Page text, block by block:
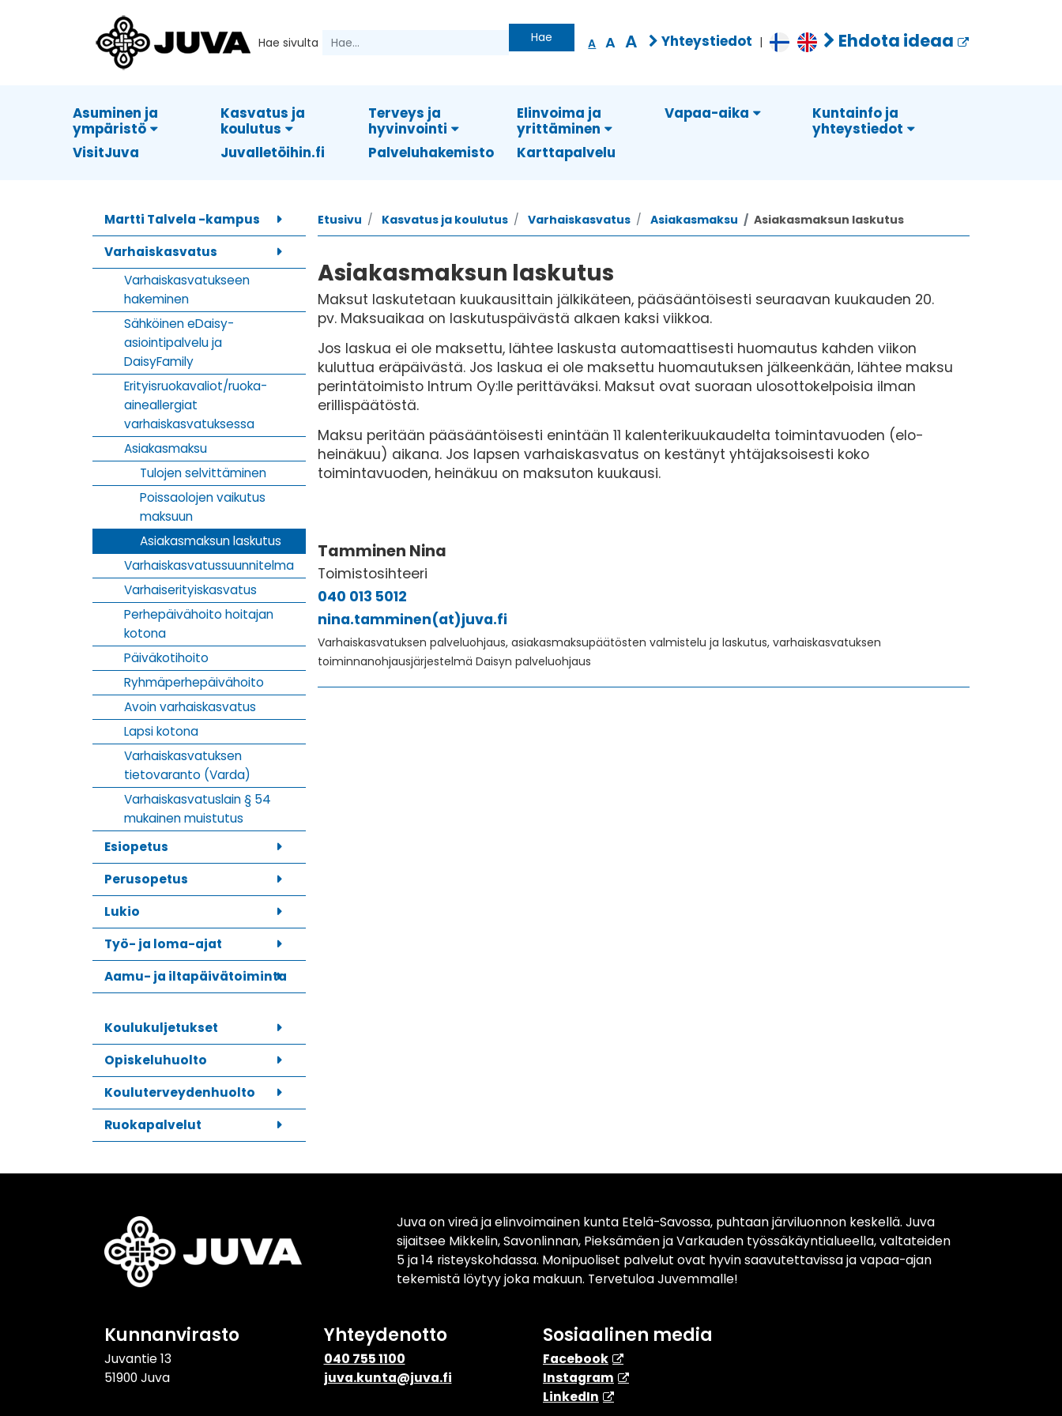
Hae sivulta Hae A A A Yhteystiedot | Ehdota ideaa
Asuminen ja
ympäristö
Kasvatus ja
koulutus
Terveys ja
hyvinvointi
Elinvoima ja
yrittäminen
Vapaa-aika
Kuntainfo ja
yhteystiedot
VisitJuva
Juvalletöihin.fi Palveluhakemisto Karttapalvelu
Martti Talvela -kampus
Varhaiskasvatus
Varhaiskasvatukseen
hakeminen
Sähköinen eDaisy-
asiointipalvelu ja
DaisyFamily
Erityisruokavaliot/ruoka-
aineallergiat
varhaiskasvatuksessa
Asiakasmaksu
Tulojen selvittäminen
Poissaolojen vaikutus
maksuun
Asiakasmaksun laskutus
Varhaiskasvatussuunnitelma
Varhaiserityiskasvatus
Perhepäivähoito hoitajan
kotona
Päiväkotihoito
Ryhmäperhepäivähoito
Avoin varhaiskasvatus
Lapsi kotona
Varhaiskasvatuksen
tietovaranto (Varda)
Varhaiskasvatuslain § 54
mukainen muistutus
Esiopetus
Perusopetus
Lukio
Työ- ja loma-ajat
Aamu- ja iltapäivätoiminta
Koulukuljetukset
Opiskeluhuolto
Kouluterveydenhuolto
Ruokapalvelut
Etusivu Kasvatus ja koulutus Varhaiskasvatus Asiakasmaksu Asiakasmaksun laskutus
Asiakasmaksun laskutus
Maksut laskutetaan kuukausittain jälkikäteen, pääsääntöisesti seuraavan kuukauden 20.
pv. Maksuaikaa on laskutuspäivästä alkaen kaksi viikkoa.
Jos laskua ei ole maksettu, lähtee laskusta automaattisesti huomautus kahden viikon
kuluttua eräpäivästä. Jos laskua ei ole maksettu huomautuksen jälkeenkään, lähtee maksu
perintätoimisto Intrum Oy:lle perittäväksi. Maksut ovat suoraan ulosottokelpoisia ilman
erillispäätöstä.
Maksu peritään pääsääntöisesti enintään 11 kalenterikuukaudelta toimintavuoden (elo-
heinäkuu) aikana. Jos lapsen varhaiskasvatus on kestänyt yhtäjaksoisesti koko
toimintavuoden, heinäkuu on maksuton kuukausi.
Tamminen Nina
Toimistosihteeri
040 013 5012
nina.tamminen(at)juva.fi
Varhaiskasvatuksen palveluohjaus, asiakasmaksupäätösten valmistelu ja laskutus, varhaiskasvatuksen
toiminnanohjausjärjestelmä Daisyn palveluohjaus
Juva on vireä ja elinvoimainen kunta Etelä-Savossa, puhtaan järviluonnon keskellä. Juva
sijaitsee Mikkelin, Savonlinnan, Pieksämäen ja Varkauden työssäkäyntialueella, valtateiden
5 ja 14 risteyskohdassa. Monipuoliset palvelut ovat hyvin saavutettavissa ja vapaa-ajan
tekemistä löytyy joka makuun. Tervetuloa Juvemmalle!
Kunnanvirasto
Juvantie 13
51900 Juva
Yhteydenotto
040 755 1100
juva.kunta@juva.fi
Sosiaalinen media
Facebook
Instagram
​LinkedIn